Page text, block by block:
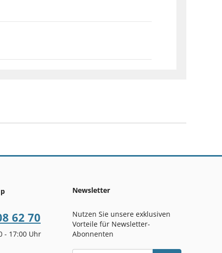
62 70
- 17:00 Uhr
Newsletter
Nutzen Sie unsere exklusiven
Vorteile für Newsletter-
Abonnenten